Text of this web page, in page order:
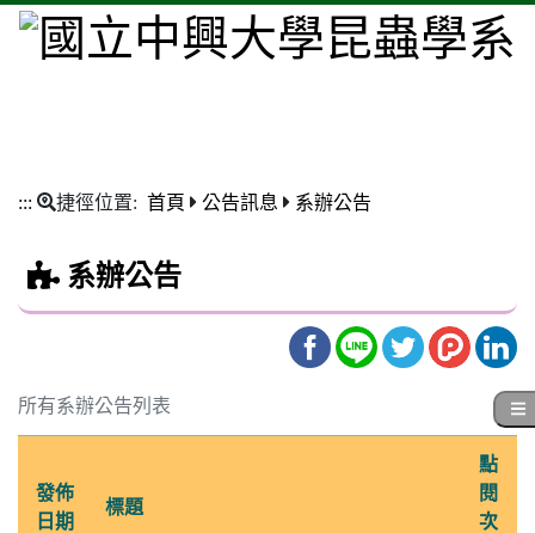
::: 捷徑位置: 首頁 公告訊息 系辦公告
系辦公告
所有系辦公告列表
發佈
日期
標題
點
閱
次